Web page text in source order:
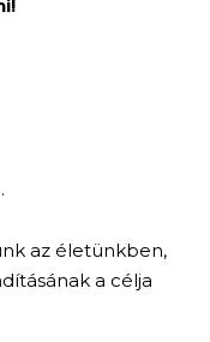
az életünkben,
a célja